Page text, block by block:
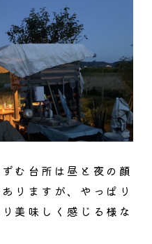
む台所は昼と夜の顔
りますが、やっぱり
美味しく感じる様な